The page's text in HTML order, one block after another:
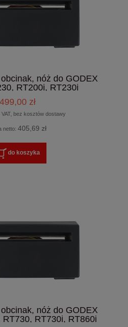
nóż do GODEX
RT200i, RT230i
499,00 zł
bez kosztów dostawy
netto: 405,69 zł
do koszyka
nóż do GODEX
RT730i, RT860i